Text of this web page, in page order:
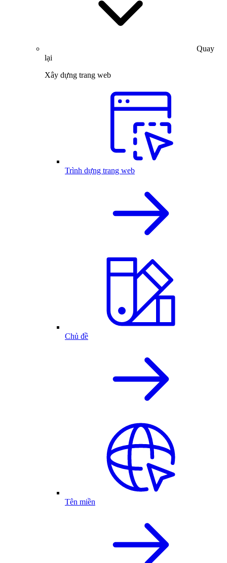
Quay
lại
Xây dựng trang web
Trình dựng trang web
Chủ đề
Tên miền